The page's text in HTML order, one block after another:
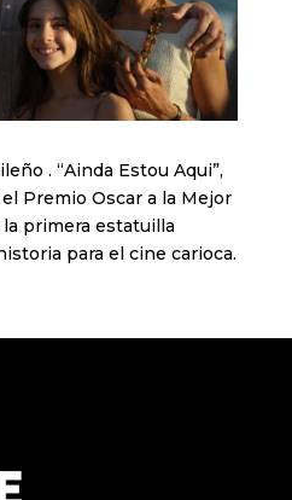
. “Ainda Estou Aqui”,
Premio Oscar a la Mejor
primera estatuilla
para el cine carioca.